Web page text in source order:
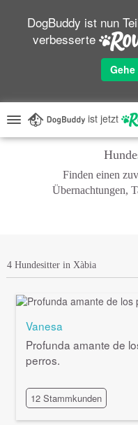
DogBuddy ist nun
verbesserte
ist jetzt
Finden einen
Übernachtungen,
4 Hundesitter in Xàbia
Vanesa
Profunda amante de
perros.
12 Stammkunden